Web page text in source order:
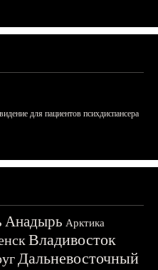
для пациентов психдиспансера
Анадырь Арктика
Владивосток
Дальневосточный